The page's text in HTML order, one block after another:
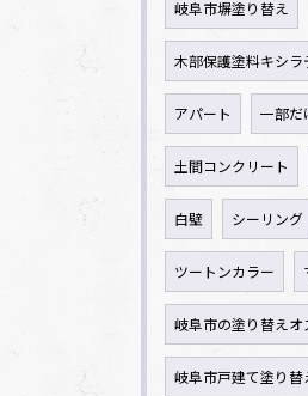
岐阜市塀塗り替え
木部保護塗料キシラ
アパート 一部だ
土間コンクリート
白壁 シーリング
ツートンカラー
岐阜市の塗り替えオ
岐阜市戸建て塗り替